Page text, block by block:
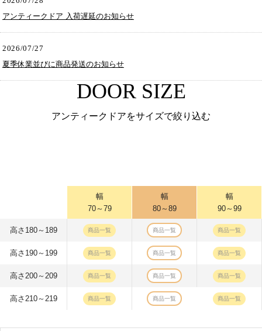
アンティークドア 入荷遅延のお知らせ
2026/07/27
夏季休業並びに商品発送のお知らせ
DOOR SIZE
アンティークドアをサイズで絞り込む
幅
70～79
幅
80～89
幅
90～99
高さ180～189 商品一覧 商品一覧 商品一覧
高さ190～199 商品一覧 商品一覧 商品一覧
高さ200～209 商品一覧 商品一覧 商品一覧
高さ210～219 商品一覧 商品一覧 商品一覧